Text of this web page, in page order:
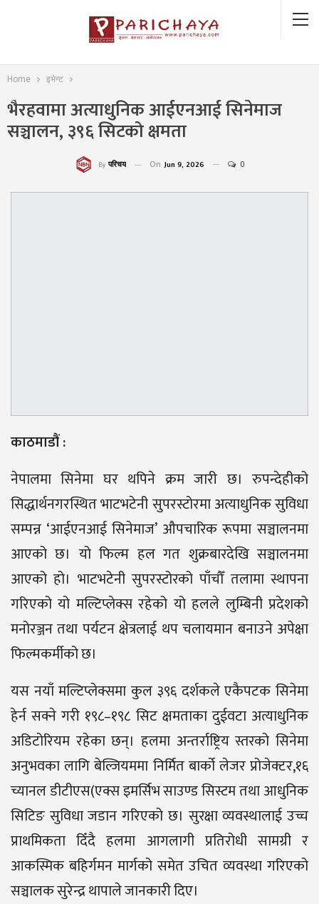
Home इभेन्ट
भैरहवामा अत्याधुनिक आईएनआई सिनेमाज
सञ्चालन, ३९६ सिटको क्षमता
By परिचय On Jun 9, 2026 0
काठमाडौं :
नेपालमा सिनेमा घर थपिने क्रम जारी छ। रुपन्देहीको
सिद्धार्थनगरस्थित भाटभटेनी सुपरस्टोरमा अत्याधुनिक सुविधा
सम्पन्न ‘आईएनआई सिनेमाज’ औपचारिक रूपमा सञ्चालनमा
आएको छ। यो फिल्म हल गत शुक्रबारदेखि सञ्चालनमा
आएको हो। भाटभटेनी सुपरस्टोरको पाँचौँ तलामा स्थापना
गरिएको यो मल्टिप्लेक्स रहेको यो हलले लुम्बिनी प्रदेशको
मनोरञ्जन तथा पर्यटन क्षेत्रलाई थप चलायमान बनाउने अपेक्षा
फिल्मकर्मीको छ।
यस नयाँ मल्टिप्लेक्समा कुल ३९६ दर्शकले एकैपटक सिनेमा
हेर्न सक्ने गरी १९८–१९८ सिट क्षमताका दुईवटा अत्याधुनिक
अडिटोरियम रहेका छन्। हलमा अन्तर्राष्ट्रिय स्तरको सिनेमा
अनुभवका लागि बेल्जियममा निर्मित बार्को लेजर प्रोजेक्टर,१६
च्यानल डीटीएस(एक्स इमर्सिभ साउण्ड सिस्टम तथा आधुनिक
सिटिङ सुविधा जडान गरिएको छ। सुरक्षा व्यवस्थालाई उच्च
प्राथमिकता दिँदै हलमा आगलागी प्रतिरोधी सामग्री र
आकस्मिक बहिर्गमन मार्गको समेत उचित व्यवस्था गरिएको
सञ्चालक सुरेन्द्र थापाले जानकारी दिए।